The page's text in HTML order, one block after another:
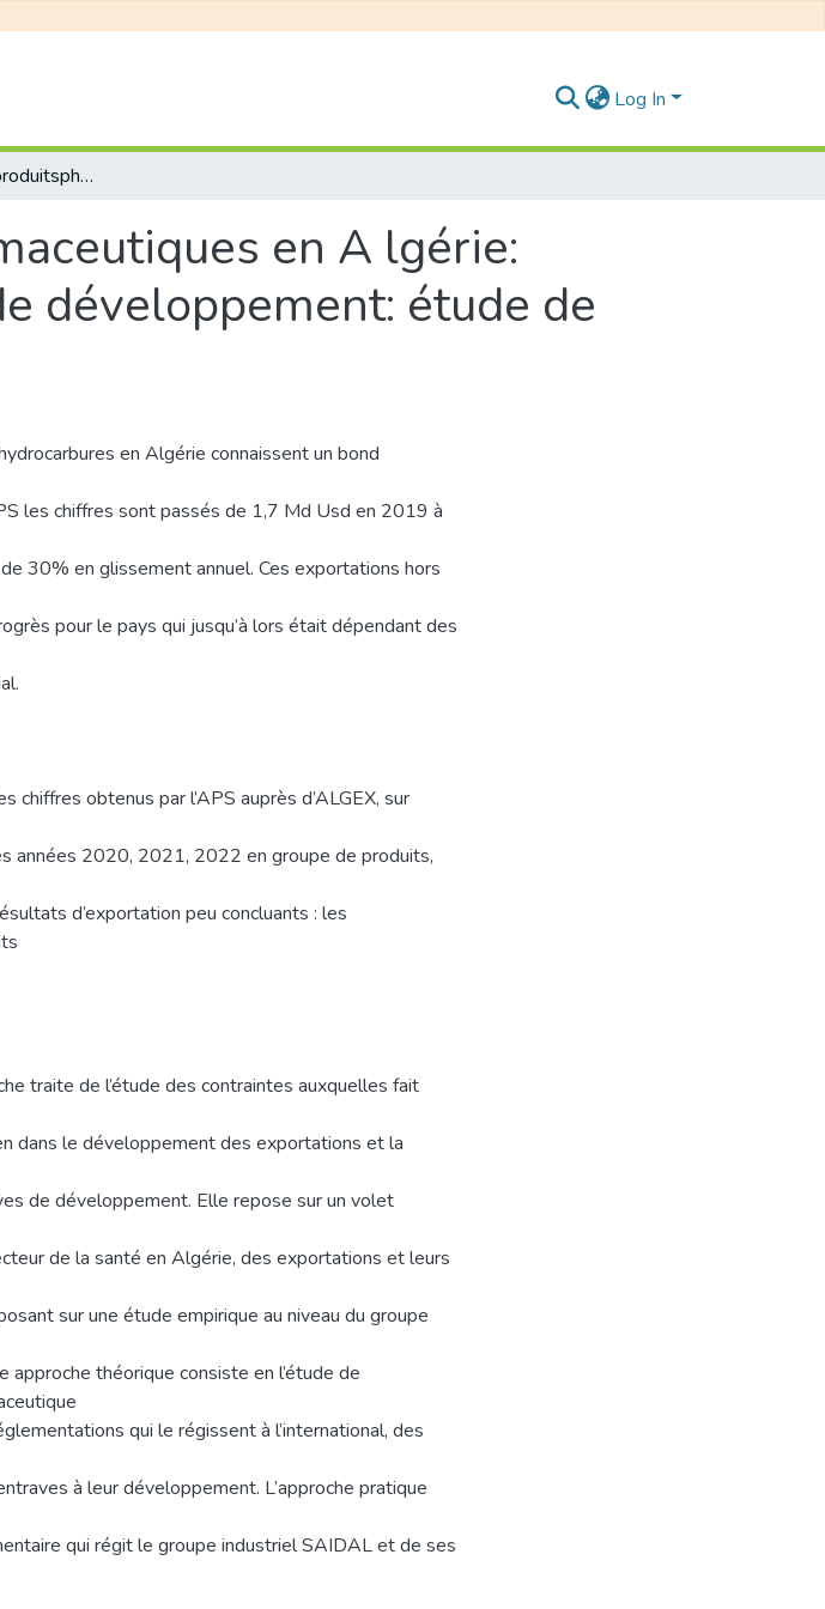
Log In
Exportation des produitspharmaceutiques en A lgérie: contraintes et paerspectives de développement: étude de cas: groupe Saidal
en A lgérie:
développement: étude de
en Algérie connaissent un bond
les chiffres sont passés de 1,7 Md Usd en 2019 à
30% en glissement annuel. Ces exportations hors
pour le pays qui jusqu’à lors était dépendant des
chiffres obtenus par l’APS auprès d’ALGEX, sur
années 2020, 2021, 2022 en groupe de produits,
d’exportation peu concluants : les
traite de l’étude des contraintes auxquelles fait
dans le développement des exportations et la
de développement. Elle repose sur un volet
de la santé en Algérie, des exportations et leurs
sur une étude empirique au niveau du groupe
théorique consiste en l’étude de
qui le régissent à l’international, des
à leur développement. L’approche pratique
qui régit le groupe industriel SAIDAL et de ses